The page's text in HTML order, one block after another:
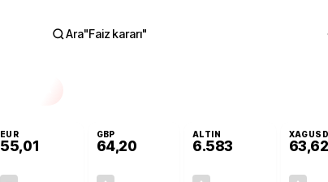
Ara"Faiz kararı"
EUR
55,01
GBP
64,20
ALTIN
6.583
XAGUSD
63,62